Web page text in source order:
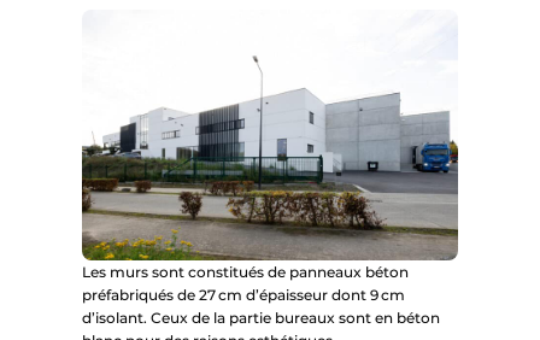
Les murs sont constitués de panneaux béton
préfabriqués de 27 cm d’épaisseur dont 9 cm
d’isolant. Ceux de la partie bureaux sont en béton